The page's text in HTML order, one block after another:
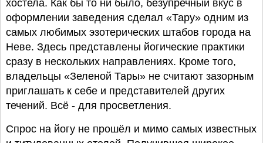
хостела. Как бы то ни было, безупречный вкус в
оформлении заведения сделал «Тару» одним из
самых любимых эзотерических штабов города на
Неве. Здесь представлены йогические практики
сразу в нескольких направлениях. Кроме того,
владельцы «Зеленой Тары» не считают зазорным
приглашать к себе и представителей других
течений. Всё - для просветления.
Спрос на йогу не прошёл и мимо самых известных